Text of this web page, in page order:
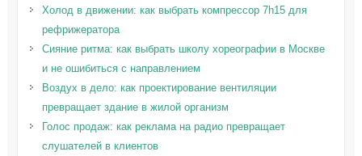
Холод в движении: как выбрать компрессор 7h15 для
рефрижератора
Сияние ритма: как выбрать школу хореографии в Москве
и не ошибиться с направлением
Воздух в дело: как проектирование вентиляции
превращает здание в жилой организм
Голос продаж: как реклама на радио превращает
слушателей в клиентов